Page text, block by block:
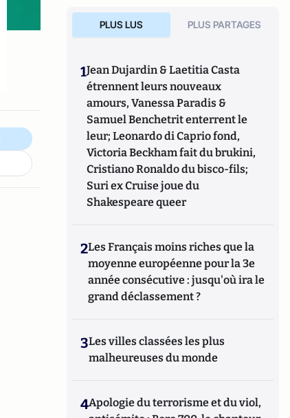
PLUS LUS PLUS PARTAGES
1Jean Dujardin & Laetitia Casta
étrennent leurs nouveaux
amours, Vanessa Paradis &
Samuel Benchetrit enterrent le
leur; Leonardo di Caprio fond,
Victoria Beckham fait du brukini,
Cristiano Ronaldo du bisco-fils;
Suri ex Cruise joue du
Shakespeare queer
2Les Français moins riches que la
moyenne européenne pour la 3e
année consécutive : jusqu'où ira le
grand déclassement ?
3Les villes classées les plus
malheureuses du monde
4Apologie du terrorisme et du viol,